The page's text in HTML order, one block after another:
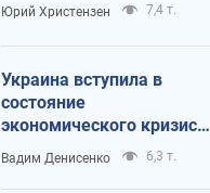
Юрий Христензен 7,4 т.
Украина вступила в
состояние
экономического кризиса.
Есть ли свет в конце
туннеля?
Вадим Денисенко 6,3 т.